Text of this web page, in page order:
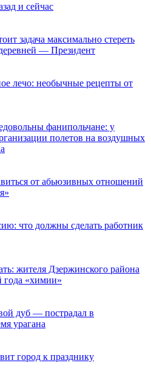
и сейчас
задача максимально стереть
— Президент
лечо: необычные рецепты от
фанипольчане: у
полетов на воздушных
от абьюзивных отношений
что должны сделать работник
жителя Дзержинского района
года «химии»
дуб — пострадал в
урагана
город к празднику